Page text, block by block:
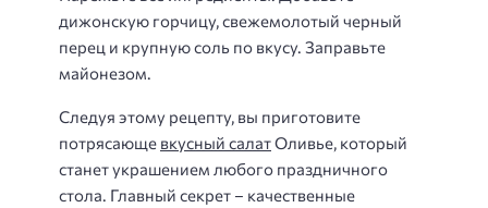
дижонскую горчицу, свежемолотый черный
перец и крупную соль по вкусу. Заправьте
майонезом.
Следуя этому рецепту, вы приготовите
потрясающе вкусный салатОливье, который
станет украшением любого праздничного
стола. Главный секрет – качественные